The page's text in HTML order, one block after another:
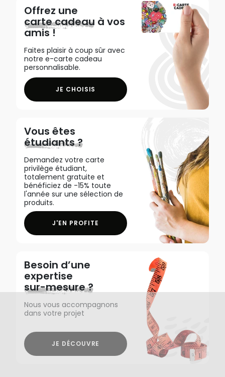
Offrez une
carte cadeau à vos
amis !
Faites plaisir à coup sûr avec
notre e-carte cadeau
personnalisable.
JE CHOISIS
Vous êtes
étudiants ?
Demandez votre carte
privilège étudiant,
totalement gratuite et
bénéficiez de -15% toute
l'année sur une sélection de
produits.
J'EN PROFITE
Besoin d’une
expertise
sur-mesure ?
Nous vous accompagnons
dans votre projet
JE DÉCOUVRE